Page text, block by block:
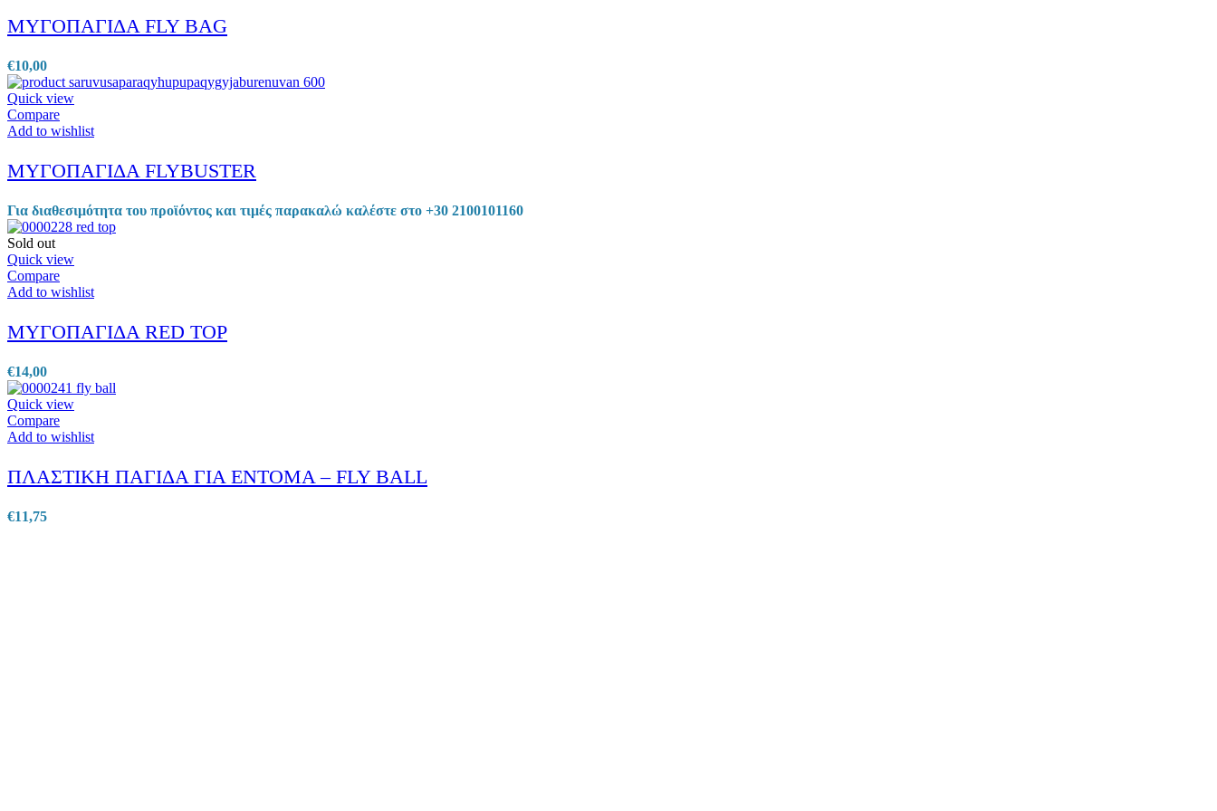
ΜΥΓΟΠΑΓΙΔΑ FLY BAG
€10,00
Quick view
Compare
Add to wishlist
ΜΥΓΟΠΑΓΙΔΑ FLYBUSTER
Για διαθεσιμότητα του προϊόντος και τιμές παρακαλώ καλέστε στο +30 2100101160
Sold out
Quick view
Compare
Add to wishlist
ΜΥΓΟΠΑΓΙΔΑ RED TOP
€14,00
Quick view
Compare
Add to wishlist
ΠΛΑΣΤΙΚΗ ΠΑΓΙΔΑ ΓΙΑ ΕΝΤΟΜΑ – FLY BALL
€11,75